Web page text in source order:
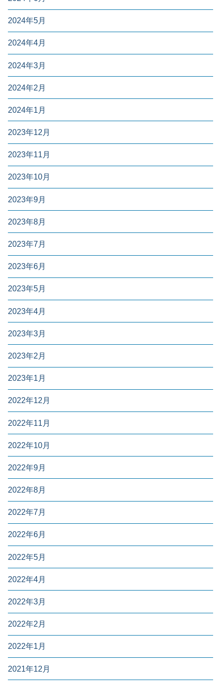
2024年5月
2024年4月
2024年3月
2024年2月
2024年1月
2023年12月
2023年11月
2023年10月
2023年9月
2023年8月
2023年7月
2023年6月
2023年5月
2023年4月
2023年3月
2023年2月
2023年1月
2022年12月
2022年11月
2022年10月
2022年9月
2022年8月
2022年7月
2022年6月
2022年5月
2022年4月
2022年3月
2022年2月
2022年1月
2021年12月